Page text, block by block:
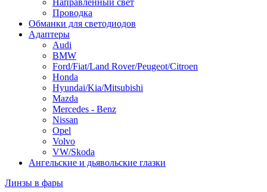
Направленный свет
Проводка
Обманки для светодиодов
Адаптеры
Audi
BMW
Ford/Fiat/Land Rover/Peugeot/Citroen
Honda
Hyundai/Kia/Mitsubishi
Mazda
Mercedes - Benz
Nissan
Opel
Volvo
VW/Skoda
Ангельские и дьявольские глазки
Линзы в фары